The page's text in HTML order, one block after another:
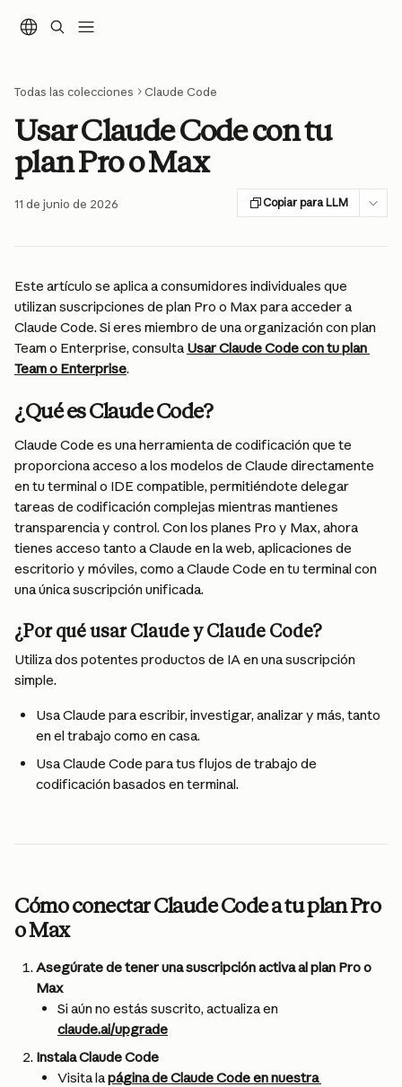
Todas las colecciones Claude Code
Usar Claude Code con tu
plan Pro o Max
11 de junio de 2026 Copiar para LLM
Este artículo se aplica a consumidores individuales que
utilizan suscripciones de plan Pro o Max para acceder a
Claude Code. Si eres miembro de una organización con plan
Team o Enterprise, consulta Usar Claude Code con tu plan
Team o Enterprise.
¿Qué es Claude Code?
Claude Code es una herramienta de codificación que te
proporciona acceso a los modelos de Claude directamente
en tu terminal o IDE compatible, permitiéndote delegar
tareas de codificación complejas mientras mantienes
transparencia y control. Con los planes Pro y Max, ahora
tienes acceso tanto a Claude en la web, aplicaciones de
escritorio y móviles, como a Claude Code en tu terminal con
una única suscripción unificada.
¿Por qué usar Claude y Claude Code?
Utiliza dos potentes productos de IA en una suscripción
simple.
Usa Claude para escribir, investigar, analizar y más, tanto
en el trabajo como en casa.
Usa Claude Code para tus flujos de trabajo de
codificación basados en terminal.
Cómo conectar Claude Code a tu plan Pro
o Max
Asegúrate de tener una suscripción activa al plan Pro o
Max
Si aún no estás suscrito, actualiza en
claude.ai/upgrade
Instala Claude Code
Visita la página de Claude Code en nuestra